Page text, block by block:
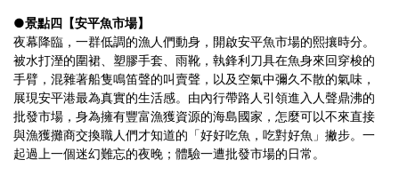
●景點四【安平魚市場】
夜幕降臨，一群低調的漁人們動身，開啟安平魚市場的熙攘時分。
被水打溼的圍裙、塑膠手套、雨靴，執鋒利刀具在魚身來回穿梭的
手臂，混雜著船隻鳴笛聲的叫賣聲，以及空氣中彌久不散的氣味，
展現安平港最為真實的生活感。由內行帶路人引領進入人聲鼎沸的
批發市場，身為擁有豐富漁獲資源的海島國家，怎麼可以不來直接
與漁獲攤商交換職人們才知道的「好好吃魚，吃對好魚」撇步。一
起過上一個迷幻難忘的夜晚；體驗一遭批發市場的日常。